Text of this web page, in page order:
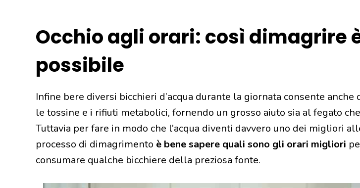
Occhio agli orari: così dimagrire
possibile
Infine bere diversi bicchieri d’acqua durante la giornata consente anche
le tossine e i rifiuti metabolici, fornendo un grosso aiuto sia al fegato
Tuttavia per fare in modo che l’acqua diventi davvero uno dei migliori
processo di dimagrimento è bene sapere quali sono gli orari migliori
consumare qualche bicchiere della preziosa fonte.